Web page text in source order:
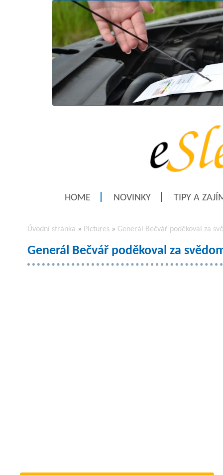
HOME NOVINKY TIPY A
Úvodní stránka » Pictures » Generál Bečvář poděkoval za
Generál Bečvář poděkoval za